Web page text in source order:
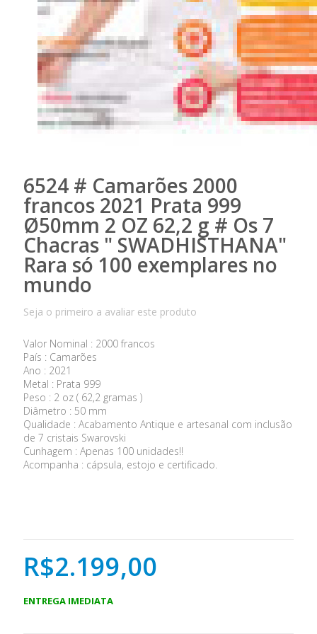
6524 # Camarões 2000
francos 2021 Prata 999
Ø50mm 2 OZ 62,2 g # Os 7
Chacras " SWADHISTHANA"
Rara só 100 exemplares no
mundo
Seja o primeiro a avaliar este produto
Valor Nominal : 2000 francos
País : Camarões
Ano : 2021
Metal : Prata 999
Peso : 2 oz ( 62,2 gramas )
Diâmetro : 50 mm
Qualidade : Acabamento Antique e artesanal com inclusão
de 7 cristais Swarovski
Cunhagem : Apenas 100 unidades!!
Acompanha : cápsula, estojo e certificado.
R$2.199,00
ENTREGA IMEDIATA